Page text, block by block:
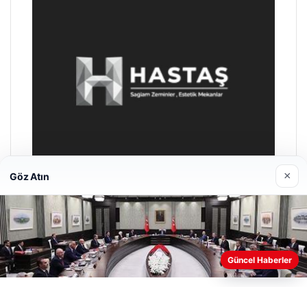
Enes Kaplan Avukatlık Bürosu
28/04/2026
Web sitemizi nasıl kullandığınızı daha iyi anlayabilmek,
Göz Atın ×
Güncel Haberler